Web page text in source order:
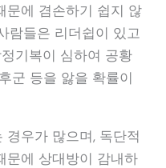
문에 겸손하기 쉽지 않
람들은 리더쉽이 있고
기복이 심하여 공황
군 등을 앓을 확률이
우가 많으며, 독단적
문에 상대방이 감내하